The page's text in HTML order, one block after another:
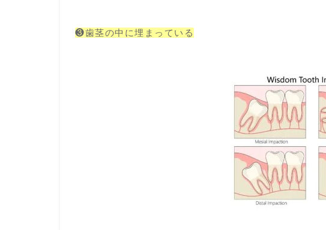
❸歯茎の中に埋まっている